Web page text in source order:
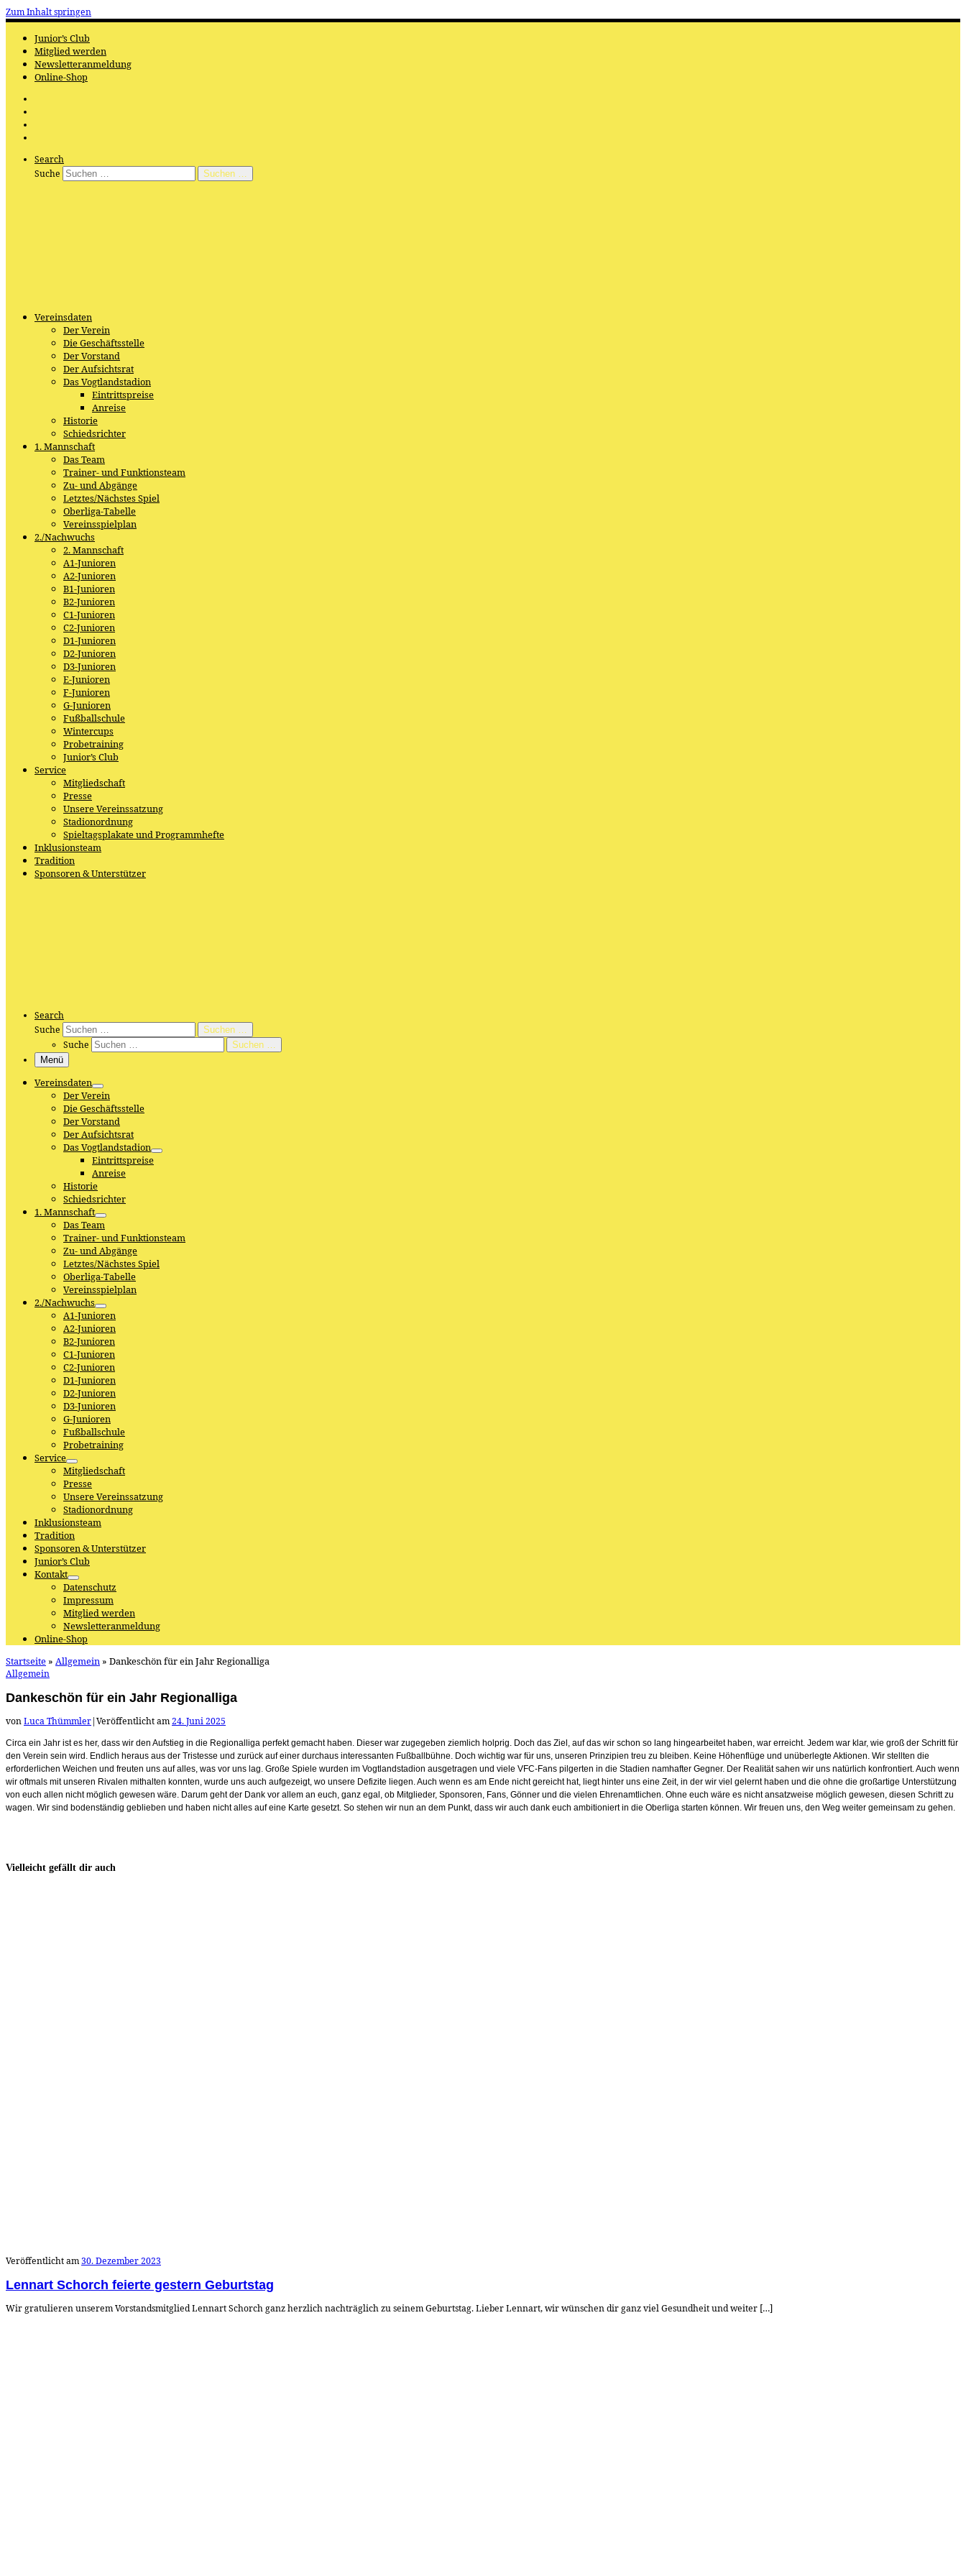
Zum Inhalt springen
Junior’s Club
Mitglied werden
Newsletteranmeldung
Online-Shop
Search
Suche
Suchen …
Vereinsdaten
Der Verein
Die Geschäftsstelle
Der Vorstand
Der Aufsichtsrat
Das Vogtlandstadion
Eintrittspreise
Anreise
Historie
Schiedsrichter
1. Mannschaft
Das Team
Trainer- und Funktionsteam
Zu- und Abgänge
Letztes/Nächstes Spiel
Oberliga-Tabelle
Vereinsspielplan
2./Nachwuchs
2. Mannschaft
A1-Junioren
A2-Junioren
B1-Junioren
B2-Junioren
C1-Junioren
C2-Junioren
D1-Junioren
D2-Junioren
D3-Junioren
E-Junioren
F-Junioren
G-Junioren
Fußballschule
Wintercups
Probetraining
Junior’s Club
Service
Mitgliedschaft
Presse
Unsere Vereinssatzung
Stadionordnung
Spieltagsplakate und Programmhefte
Inklusionsteam
Tradition
Sponsoren & Unterstützer
Search
Suche
Suchen …
Suche
Suchen …
Menü
Vereinsdaten
Der Verein
Die Geschäftsstelle
Der Vorstand
Der Aufsichtsrat
Das Vogtlandstadion
Eintrittspreise
Anreise
Historie
Schiedsrichter
1. Mannschaft
Das Team
Trainer- und Funktionsteam
Zu- und Abgänge
Letztes/Nächstes Spiel
Oberliga-Tabelle
Vereinsspielplan
2./Nachwuchs
A1-Junioren
A2-Junioren
B2-Junioren
C1-Junioren
C2-Junioren
D1-Junioren
D2-Junioren
D3-Junioren
G-Junioren
Fußballschule
Probetraining
Service
Mitgliedschaft
Presse
Unsere Vereinssatzung
Stadionordnung
Inklusionsteam
Tradition
Sponsoren & Unterstützer
Junior’s Club
Kontakt
Datenschutz
Impressum
Mitglied werden
Newsletteranmeldung
Online-Shop
Startseite » Allgemein » Dankeschön für ein Jahr Regionalliga
Allgemein
Dankeschön für ein Jahr Regionalliga
vonLuca Thümmler|Veröffentlicht am24. Juni 2025
Circa ein Jahr ist es her, dass wir den Aufstieg in die Regionalliga perfekt gemacht haben. Dieser war zugegeben ziemlich holprig. Doch das Ziel, auf das wir schon so lang hingearbeitet haben, war erreicht. Jedem war klar, wie groß der Schritt für
den Verein sein wird. Endlich heraus aus der Tristesse und zurück auf einer durchaus interessanten Fußballbühne. Doch wichtig war für uns, unseren Prinzipien treu zu bleiben. Keine Höhenflüge und unüberlegte Aktionen. Wir stellten die
erforderlichen Weichen und freuten uns auf alles, was vor uns lag. Große Spiele wurden im Vogtlandstadion ausgetragen und viele VFC-Fans pilgerten in die Stadien namhafter Gegner. Der Realität sahen wir uns natürlich konfrontiert. Auch wenn
wir oftmals mit unseren Rivalen mithalten konnten, wurde uns auch aufgezeigt, wo unsere Defizite liegen. Auch wenn es am Ende nicht gereicht hat, liegt hinter uns eine Zeit, in der wir viel gelernt haben und die ohne die großartige Unterstützung
von euch allen nicht möglich gewesen wäre. Darum geht der Dank vor allem an euch, ganz egal, ob Mitglieder, Sponsoren, Fans, Gönner und die vielen Ehrenamtlichen. Ohne euch wäre es nicht ansatzweise möglich gewesen, diesen Schritt zu
wagen. Wir sind bodenständig geblieben und haben nicht alles auf eine Karte gesetzt. So stehen wir nun an dem Punkt, dass wir auch dank euch ambitioniert in die Oberliga starten können. Wir freuen uns, den Weg weiter gemeinsam zu gehen.
Vielleicht gefällt dir auch
Veröffentlicht am30. Dezember 2023
Lennart Schorch feierte gestern Geburtstag
Wir gratulieren unserem Vorstandsmitglied Lennart Schorch ganz herzlich nachträglich zu seinem Geburtstag. Lieber Lennart, wir wünschen dir ganz viel Gesundheit und weiter […]